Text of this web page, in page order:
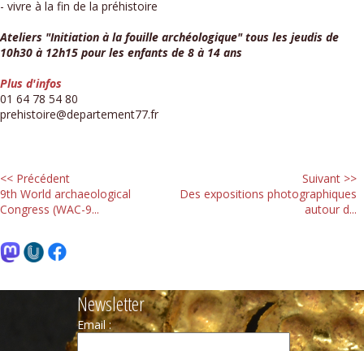
- vivre à la fin de la préhistoire
Ateliers "Initiation à la fouille archéologique" tous les jeudis de
10h30 à 12h15 pour les enfants de 8 à 14 ans
Plus d'infos
01 64 78 54 80
prehistoire@departement77.fr
<< Précédent
9th World archaeological
Congress (WAC-9...
Suivant >>
Des expositions photographiques
autour d...
Newsletter
Email :